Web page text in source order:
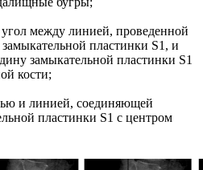
между линией, проведенной
пластинки S1, и
замыкательной пластинки S1
кости;
и линией, соединяющей
пластинки S1 с центром